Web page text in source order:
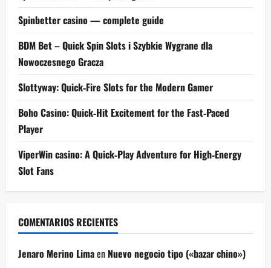
Spinbetter casino — complete guide
BDM Bet – Quick Spin Slots i Szybkie Wygrane dla
Nowoczesnego Gracza
Slottyway: Quick‑Fire Slots for the Modern Gamer
Boho Casino: Quick‑Hit Excitement for the Fast‑Paced
Player
ViperWin casino: A Quick‑Play Adventure for High‑Energy
Slot Fans
COMENTARIOS RECIENTES
Jenaro Merino Limaen Nuevo negocio tipo («bazar chino»)